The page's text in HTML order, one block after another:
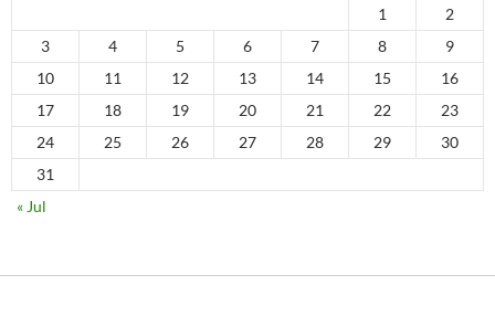
1
2
3
4 5 6 7 8
9
10
11 12 13 14 15
16
17
18 19 20 21 22
23
24
25 26 27 28 29
30
31
« Jul